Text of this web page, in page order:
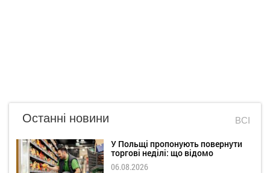
Останні новини ВСІ
У Польщі пропонують повернути
торгові неділі: що відомо
06.08.2026